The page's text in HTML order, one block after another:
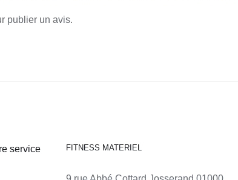
publier un avis.
service
FITNESS MATERIEL